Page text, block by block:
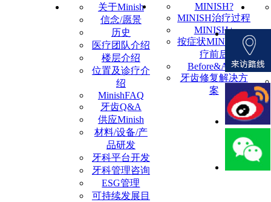
关于Minish
信念/愿景
历史
医疗团队介绍
楼层介绍
位置及诊疗介
绍
MinishFAQ
牙齿Q&A
供应Minish
材料/设备/产
品研发
牙科平台开发
牙科管理咨询
ESG管理
可持续发展目
MINISH?
MINISH治疗过程
MINISH+
按症状MINISH治
疗前后
Before&After
牙齿修复解决方
案